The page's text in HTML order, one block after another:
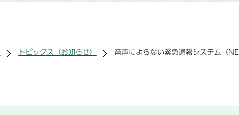
トピックス（お知らせ） 音声によらない緊急通報システム（